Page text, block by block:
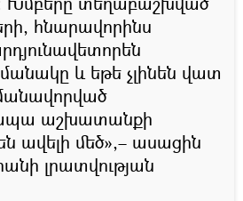
հնարավորինս
և եթե չլինեն վատ
աշխատանքի
ավելի մեծ»,– ասացին
լրատվության